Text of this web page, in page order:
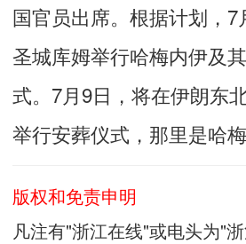
国官员出席。根据计划，7
圣城库姆举行哈梅内伊及
式。7月9日，将在伊朗东
举行安葬仪式，那里是哈
版权和免责申明
凡注有"浙江在线"或电头为"